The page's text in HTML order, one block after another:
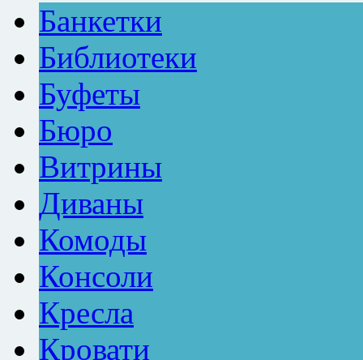
Банкетки
Библиотеки
Буфеты
Бюро
Витрины
Диваны
Комоды
Консоли
Кресла
Кровати